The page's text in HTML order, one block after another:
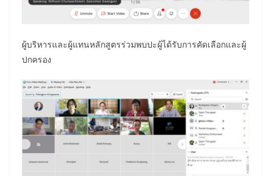
ผู้บริหารและผู้แทนหลักสูตรร่วมพบปะผู้ได้รับการคัดเลือกและผู้
ปกครอง